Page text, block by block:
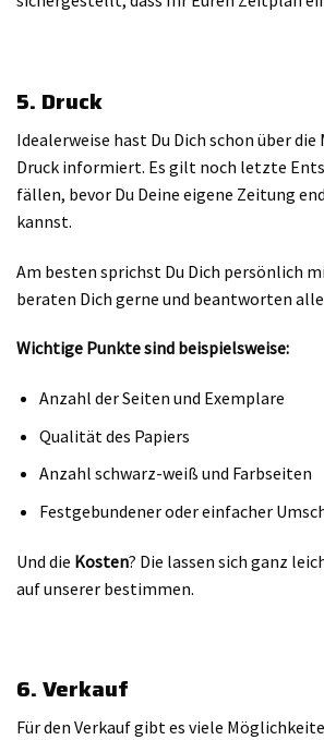
5. Druck
Idealerweise hast Du Dich schon über
Druck informiert. Es gilt noch letzte
fällen, bevor Du Deine eigene Zeitung
kannst.
Am besten sprichst Du Dich persönlich
beraten Dich gerne und beantworten
Wichtige Punkte sind beispielsweise:
Anzahl der Seiten und Exemplare
Qualität des Papiers
Anzahl schwarz-weiß und Farbseiten
Festgebundener oder einfacher
Und die Kosten? Die lassen sich ganz
auf unserer bestimmen.
6. Verkauf
Für den Verkauf gibt es viele